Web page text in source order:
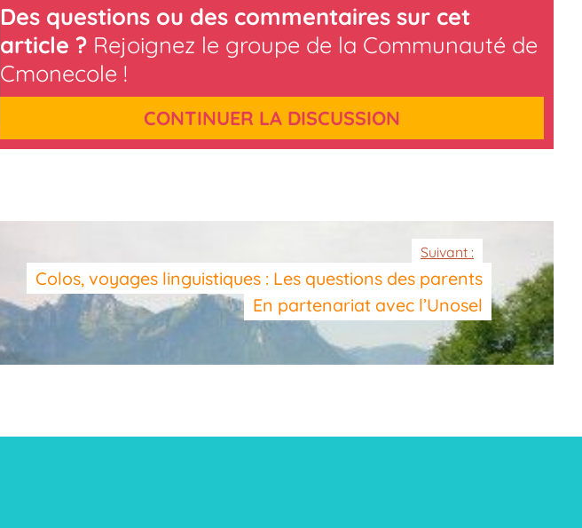
Des questions ou des commentaires sur cet
article ? Rejoignez le groupe de la Communauté de
Cmonecole !
CONTINUER LA DISCUSSION
Suivant :
Colos, voyages linguistiques : Les questions des parents
En partenariat avec l’Unosel